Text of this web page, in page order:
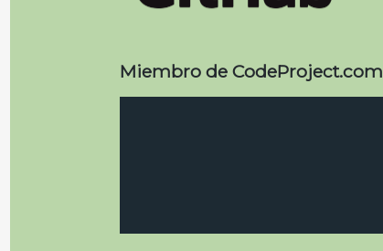
Miembro de CodeProject.com